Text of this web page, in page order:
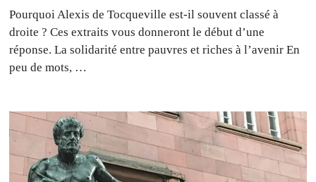
Pourquoi Alexis de Tocqueville est-il souvent classé à
droite ? Ces extraits vous donneront le début d’une
réponse. La solidarité entre pauvres et riches à l’avenir En
peu de mots, …